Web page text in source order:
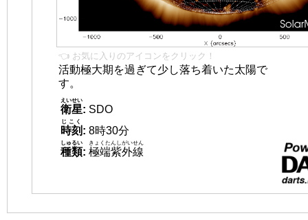
👈 お気に入りのアイコンをクリック！
活動極大期を過ぎて少し落ち着いた太陽で
す。
衛星
えいせい
: SDO
時刻
じこく
: 8時30分
種類
しゅるい
: 極端紫外線
きょくたんしがいせん